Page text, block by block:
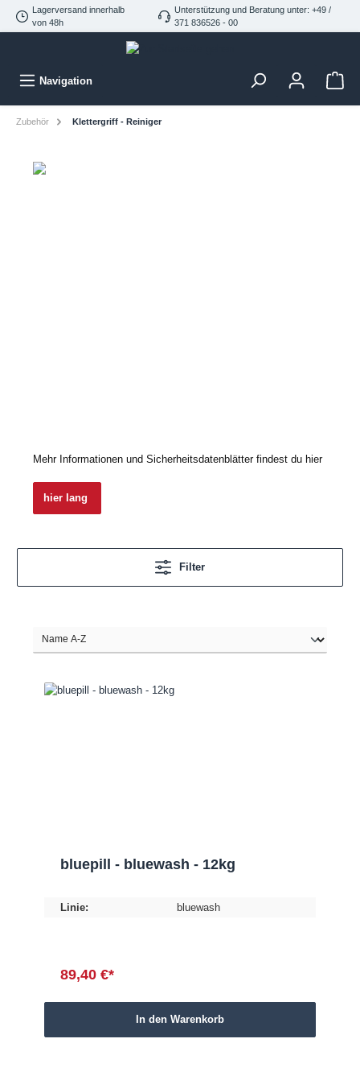
Lagerversand innerhalb
von 48h
Unterstützung und Beratung unter: +49 /
371 836526 - 00
Navigation
Zubehör Klettergriff - Reiniger
Mehr Informationen und Sicherheitsdatenblätter findest du hier
hier lang
Filter
bluepill - bluewash - 12kg
Linie: bluewash
89,40 €*
In den Warenkorb